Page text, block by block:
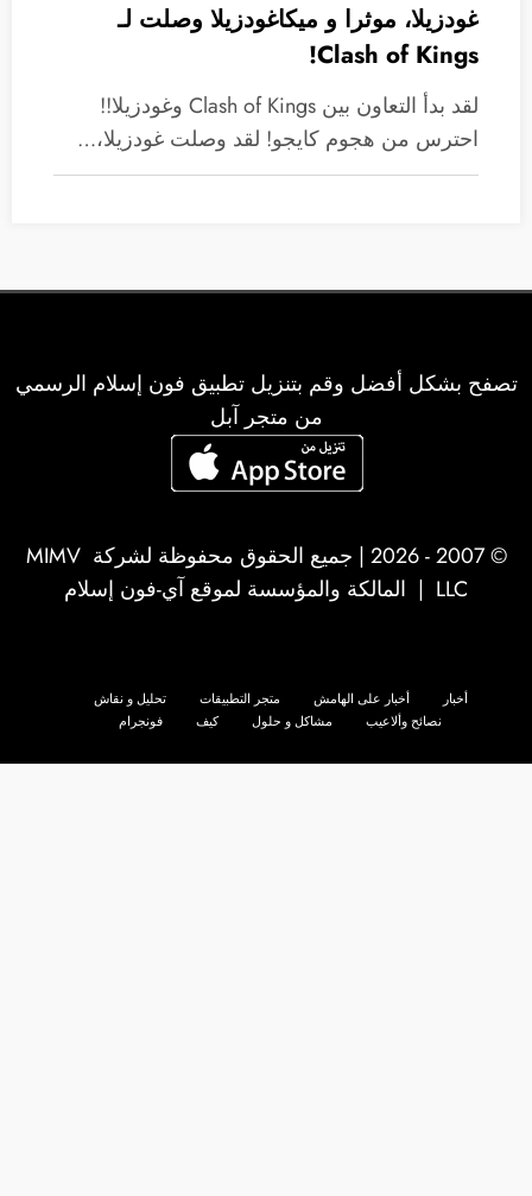
غودزيلا، موثرا و ميكاغودزيلا وصلت لـ
Clash of Kings!
لقد بدأ التعاون بين Clash of Kings وغودزيلا!!
احترس من هجوم كايجو! لقد وصلت غودزيلا،…
تصفح بشكل أفضل وقم بتنزيل تطبيق فون إسلام الرسمي
من متجر آبل
© 2007 - 2026 | جميع الحقوق محفوظة لشركة
MIMV
LLC | المالكة والمؤسسة لموقع آي-فون إسلام
أخبار أخبار على الهامش متجر التطبيقات
تحليل و نقاش
نصائح وألاعيب
مشاكل و حلول كيف فونجرام